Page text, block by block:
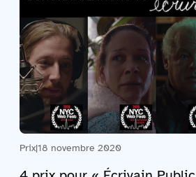
Prix|18 novembre 2020